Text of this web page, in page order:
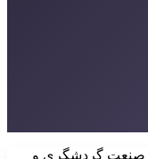
صنعت گردشگری و